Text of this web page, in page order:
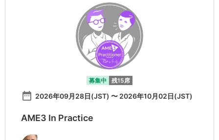
募集中 残15席
date_range 2026年09月28日(JST) 〜 2026年10月02日(JST)
AME3 In Practice